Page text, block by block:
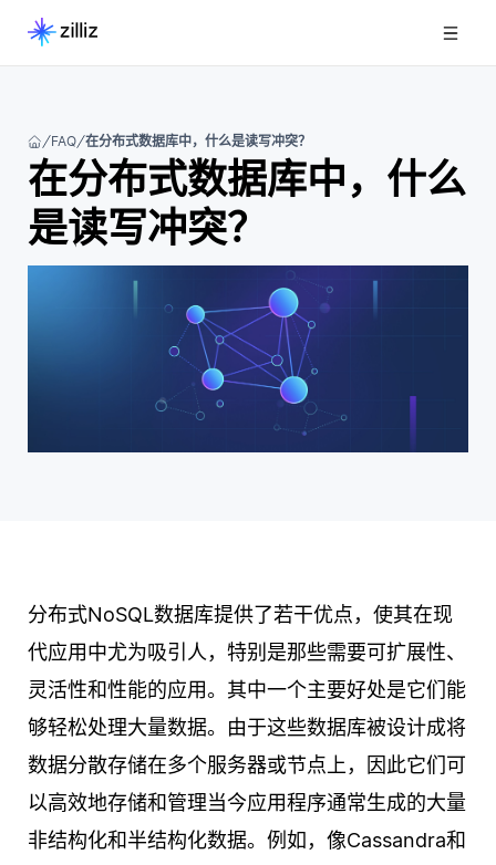
FAQ 在分布式数据库中，什么是读写冲突？
在分布式数据库中，什么
是读写冲突？
分布式NoSQL数据库提供了若干优点，使其在现
代应用中尤为吸引人，特别是那些需要可扩展性、
灵活性和性能的应用。其中一个主要好处是它们能
够轻松处理大量数据。由于这些数据库被设计成将
数据分散存储在多个服务器或节点上，因此它们可
以高效地存储和管理当今应用程序通常生成的大量
非结构化和半结构化数据。例如，像Cassandra和